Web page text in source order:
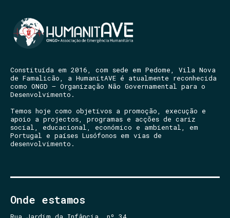
Constituída em 2016, com sede em Pedome, Vila Nova
de Famalicão, a HumanitAVE é atualmente reconhecida
como ONGD – Organização Não Governamental para o
Desenvolvimento.
Temos hoje como objetivos a promoção, execução e
apoio a projectos, programas e acções de cariz
social, educacional, económico e ambiental, em
Portugal e países Lusófonos em vias de
desenvolvimento.
Onde estamos